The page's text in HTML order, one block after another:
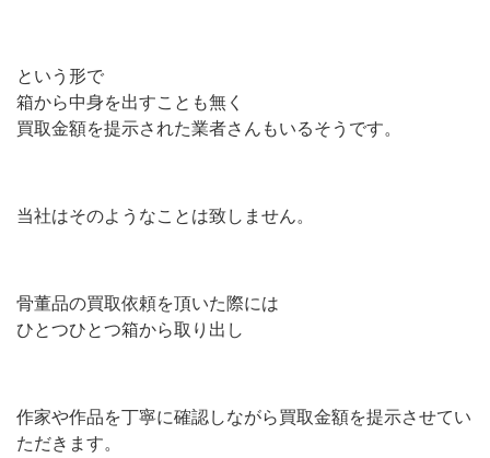
という形で
箱から中身を出すことも無く
買取金額を提示された業者さんもいるそうです。
当社はそのようなことは致しません。
骨董品の買取依頼を頂いた際には
ひとつひとつ箱から取り出し
作家や作品を丁寧に確認しながら買取金額を提示させてい
ただきます。